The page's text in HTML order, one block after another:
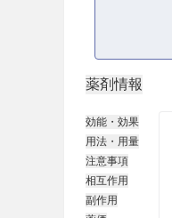
薬剤情報
効能・効果
用法・用量
注意事項
相互作用
副作用